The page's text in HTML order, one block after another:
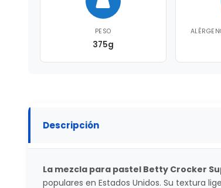
PESO
375g
Descripción
La mezcla para pastel Betty Crocker
populares en Estados Unidos. Su textura